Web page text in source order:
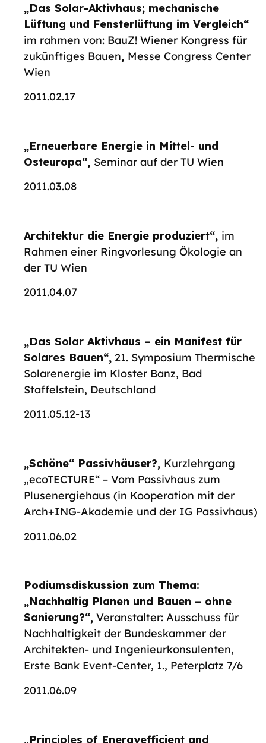
„Das Solar-Aktivhaus; mechanische
Lüftung und Fensterlüftung im Vergleich“
im rahmen von: BauZ! Wiener Kongress für
zukünftiges Bauen, Messe Congress Center
Wien
2011.02.17
„Erneuerbare Energie in Mittel- und
Osteuropa“, Seminar auf der TU Wien
2011.03.08
Architektur die Energie produziert“, im
Rahmen einer Ringvorlesung Ökologie an
der TU Wien
2011.04.07
„Das Solar Aktivhaus – ein Manifest für
Solares Bauen“, 21. Symposium Thermische
Solarenergie im Kloster Banz, Bad
Staffelstein, Deutschland
2011.05.12-13
„Schöne“ Passivhäuser?, Kurzlehrgang
„ecoTECTURE“ – Vom Passivhaus zum
Plusenergiehaus (in Kooperation mit der
Arch+ING-Akademie und der IG Passivhaus)
2011.06.02
Podiumsdiskussion zum Thema:
„Nachhaltig Planen und Bauen – ohne
Sanierung?“, Veranstalter: Ausschuss für
Nachhaltigkeit der Bundeskammer der
Architekten- und Ingenieurkonsulenten,
Erste Bank Event-Center, 1., Peterplatz 7/6
2011.06.09
„Principles of Energyefficient and